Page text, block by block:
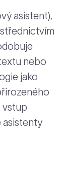
asistent),
nebo
jako
vstup
asistenty